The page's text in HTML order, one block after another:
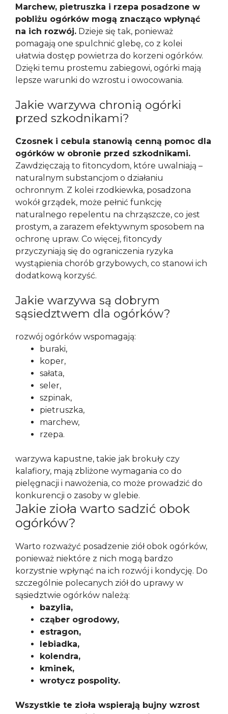
Marchew, pietruszka i rzepa posadzone w
pobliżu ogórków mogą znacząco wpłynąć
na ich rozwój. Dzieje się tak, ponieważ
pomagają one spulchnić glebę, co z kolei
ułatwia dostęp powietrza do korzeni ogórków.
Dzięki temu prostemu zabiegowi, ogórki mają
lepsze warunki do wzrostu i owocowania.
Jakie warzywa chronią ogórki
przed szkodnikami?
Czosnek i cebula stanowią cenną pomoc dla
ogórków w obronie przed szkodnikami.
Zawdzięczają to fitoncydom, które uwalniają –
naturalnym substancjom o działaniu
ochronnym. Z kolei rzodkiewka, posadzona
wokół grządek, może pełnić funkcję
naturalnego repelentu na chrząszcze, co jest
prostym, a zarazem efektywnym sposobem na
ochronę upraw. Co więcej, fitoncydy
przyczyniają się do ograniczenia ryzyka
wystąpienia chorób grzybowych, co stanowi ich
dodatkową korzyść.
Jakie warzywa są dobrym
sąsiedztwem dla ogórków?
rozwój ogórków wspomagają:
buraki,
koper,
sałata,
seler,
szpinak,
pietruszka,
marchew,
rzepa.
warzywa kapustne, takie jak brokuły czy
kalafiory, mają zbliżone wymagania co do
pielęgnacji i nawożenia, co może prowadzić do
konkurencji o zasoby w glebie.
Jakie zioła warto sadzić obok
ogórków?
Warto rozważyć posadzenie ziół obok ogórków,
ponieważ niektóre z nich mogą bardzo
korzystnie wpłynąć na ich rozwój i kondycję. Do
szczególnie polecanych ziół do uprawy w
sąsiedztwie ogórków należą:
bazylia,
cząber ogrodowy,
estragon,
lebiadka,
kolendra,
kminek,
wrotycz pospolity.
Wszystkie te zioła wspierają bujny wzrost